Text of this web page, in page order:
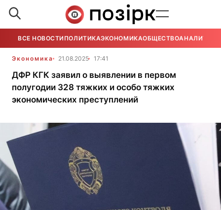
ВСЕ НОВОСТИ ПОЛИТИКАЭКОНОМИКАОБЩЕСТВОАНАЛИТИКА
Экономика 21.08.2025 17:41
ДФР КГК заявил о выявлении в первом
полугодии 328 тяжких и особо тяжких
экономических преступлений